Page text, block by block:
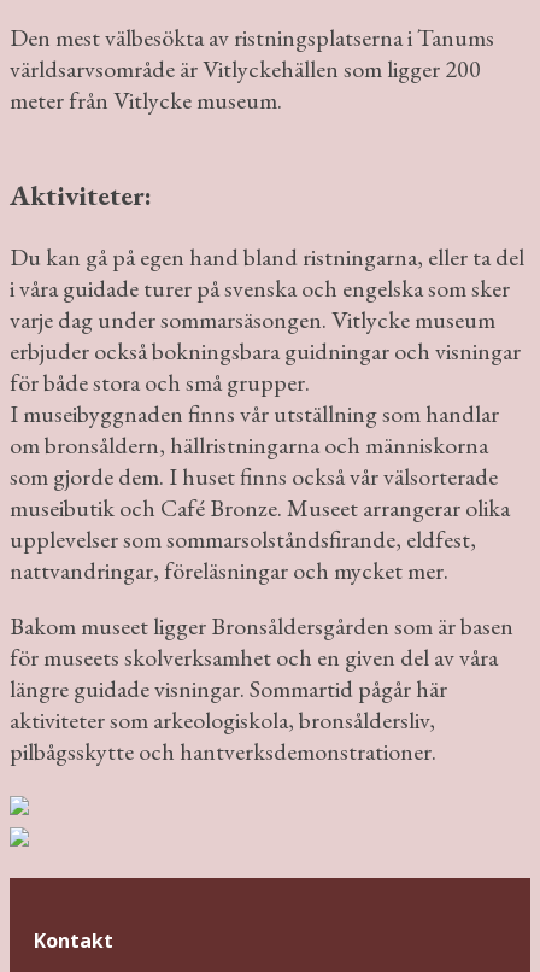
Den mest välbesökta av ristningsplatserna i Tanums
världsarvsområde är Vitlyckehällen som ligger 200
meter från Vitlycke museum.
Aktiviteter:
Du kan gå på egen hand bland ristningarna, eller ta del
i våra guidade turer på svenska och engelska som sker
varje dag under sommarsäsongen. Vitlycke museum
erbjuder också bokningsbara guidningar och visningar
för både stora och små grupper.
I museibyggnaden finns vår utställning som handlar
om bronsåldern, hällristningarna och människorna
som gjorde dem. I huset finns också vår välsorterade
museibutik och Café Bronze. Museet arrangerar olika
upplevelser som sommarsolståndsfirande, eldfest,
nattvandringar, föreläsningar och mycket mer.
Bakom museet ligger Bronsåldersgården som är basen
för museets skolverksamhet och en given del av våra
längre guidade visningar. Sommartid pågår här
aktiviteter som arkeologiskola, bronsåldersliv,
pilbågsskytte och hantverksdemonstrationer.
Kontakt